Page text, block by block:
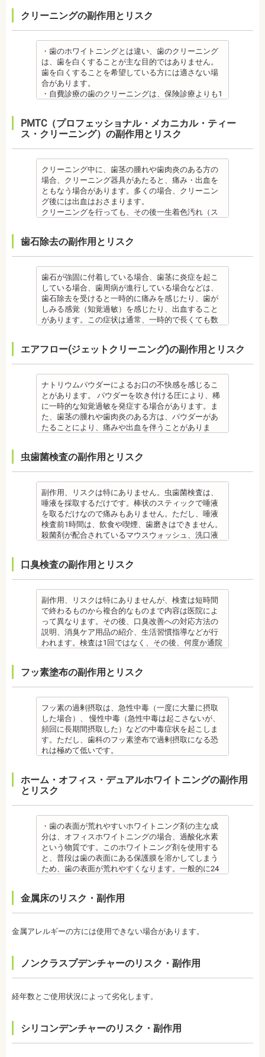
開かない、食事を噛むときに痛みが出る顎関節症を
発症する場合があります。
他にも自律神経失調症になることもあります。噛み
その他
・個人差がありますが子供にとって大きなストレス
になる場合があります。装置装着後もしっかりと状
況を聞いて話し合ってください。
・矯正中、頭痛、首や肩のこり、強い倦怠感、吐き
の場合は、鎮痛剤、吐き気止め等、歯科医師の指示
のもと服用してください。
・治療の経過と治療後の見た目に個人差が大きくあ
らわれる治療です。また、歯科医師との見解の相違
も起こりえます。歯科医師とよくご相談ください。
・矯正力が強すぎると、歯の根が短くなる「歯根吸
収」が起こるリスクが高くなります。
・歯や骨の状態、歯の動きを妨げる癖があった場
合、虫歯や歯周病の発生など、治療計画よりも治療
期間が長くなる場合があります。
あります。特に切歯（せっし：上下前歯各4本）、歯
の凸凹が大きい患者様の場合、発症する事がありま
す。
・顎の成長に合わせて歯並びを治していくため、一
時的に歯並びが悪い状態になることもあります。
・大人になってから再度矯正が必要になることがあ
ります。
・定期的な通院などにご協力いただけない場合、治
療の結果に差が出る場合があります。
・固いものが一時的に噛めなくなることがありま
す。また、ガムや餅など、装置に引っかかるものが
食べられなくなることもあります。
・装置が壊れることがあります。その際は歯科医師
に相談してください。
・個人差がありますが、矯正装置にかなりのストレ
スを受ける患者さんもいます。
・矯正中は、器具を装着するため、食べかすが詰ま
了まで治療できません。）
・虫歯や歯周炎が発生すると一旦、装置を取り外し
て歯科医院で治療をする場合もあります。
・患者様が、取り外しできる矯正装置や補助装置の
装着時間を守っていなかったり、定期的な来院がで
きなかったりした場合は、治療期間が延びる可能性
があります。
・特殊な噛み合わせ、骨の硬さ、歯のかたちの場合
癖が改善されない場合は、治療期間が延びることが
・矯正治療で歯を動かして歯並びを整える「動的治
療」を終えて歯並びが改善されても、まだ歯が元の
位置に戻ろうとする傾向があるため、一定期間動か
した歯を正しい位置にとどめておく保定が必要で
す。歯の位置が安定するまでの保定期間には個人差
があるので、治療後も歯科医師の指示を守ってくだ
さい。
先生
日本大学歯学部口腔外科第２講座大学院卒業
歯学博士（口腔外科学）
日本大学歯学部非常勤講師
社会福祉法人富士白苑理事
、毎日丁寧なブラッシング、歯を清潔にしてリスク
ッ素塗布など、歯科医院でのケアも役立ちます。
・矯正中は、基本的に虫歯や歯周病の治療が行えな
いため、矯正前にこれらの治療を終わらせる必要が
あります。矯正専門の歯科の場合は、一般の歯科で
虫歯、歯周病の治療を行う必要もあります。
治療終了後
す。
・矯正終了して数か月から数年経過するとかみ合わ
せが悪くなる可能性があります。かみ合わせが悪く
なると、咀嚼障害、頭痛、肩こりを招く事がありま
また、かみ合わせのバランスが崩れることで、口が
大きく開かない、食事を噛むときに痛みが出る顎関
節症を発症する場合があります。他にも自律神経失
調症になることもあります。かみ合わせが原因の場
合は、かみ合わせの治療を行います。 その他
気、不眠など不定愁訴が起こる場合がありますの
で、鎮痛剤、吐き気止め等、歯科医師の指示のもと
服用する場合があります。
・治療中と治療後の見た目に個人差が大きくあらわ
れる治療です。また、歯科医師との見解の相違も起
こりえます。歯科医師とよくご相談ください。
・矯正力が強すぎると、歯の根が短くなる「歯根吸
収」が起こるリスクが高くなります。
・歯や骨の状態、歯の動きを妨げる癖があった場
期間が長くなる場合があります。
・矯正治療では、歯肉が下がる場合（歯肉退縮）が
あります。特に切歯（せっし：上下前歯各4本）、歯
の凸凹が大きい患者様の場合、発症する事がありま
す。
・個人差により治療期間が数年かかることがありま
す。
・固いものが一時的に噛めなくなります。また、ガ
ムや餅など、装置に引っかかるものが食べられなく
・装置が壊れることがあります。その際は歯科医院
を受診してください。
・個人差があり、かなりのストレスを受ける患者さ
んもいます。
・矯正中は、器具を装着するため、食べかすが詰ま
りやすく虫歯、歯周病を招きやすくなります。（矯
正器具をつけている箇所の虫歯治療は、基本的に矯
正終了まで治療できません。）
・虫歯や歯周炎が発生すると一旦、装置を取り外し
装着時間を守っていなかったり、定期的な来院がで
きなかった場合は、治療期間が延びる場合がありま
す。
・特殊な噛み合わせ、骨の硬さ、歯のかたちの場合
は、治療期間が長くなる場合があります。
・舌で歯を押す癖や、歯並びに悪影響をあたえる癖
が改善されない方は、治療期間が延びる場合があり
ます。
位置に戻ろうとする傾向があるため、一定期間動か
安定するまでの保定期間には個人差があるので、治
療後も歯科医師の指示を守ってください。
・矯正終了後に矯正箇所が元に戻る場合もありま
す。
監修医情報 医療法人社団日坂会 理事長 日坂充宏
先生
【プロフィール】 日本大学歯学部卒業
歯学博士（口腔外科学）
日本大学歯学部非常勤講師
・矯正中、虫歯が悪化する場合があります。治療終
・矯正治療中、矯正装置の周りなど、ブラッシング
（歯磨き）しにくい部分ができるため、虫歯や歯周
炎のリスクが高くなります。間食を控え、矯正治療
中に合ったブラッシング指導を歯科医師より受けて
、毎日丁寧なブラッシング、歯を清潔にしてリスク
を抑えましょう。
ッ素塗布など、歯科医院でのケアも予防に役立ちま
す。
矯正専門の歯科の場合は、一般の歯科で虫歯、歯周
病の治療を行う必要もあります。
治療終了後
・矯正終了後に噛み合わせが悪くなる可能性があり
ます。
噛み合わせが悪くなると、咀嚼障害、頭痛、肩こり
が崩れることで、口が大きく開かない、食事を噛む
ときに痛みが出る顎関節症を発症する場合がありま
す。他にも自律神経失調症になることもあります。
います。
・矯正終了後に矯正箇所が元に戻る場合もありま
す。
その他
・治したい部分の一部の歯並びにのみ対応できま
を進めることができない場合もあります。
・矯正中、頭痛、首や肩のこり、強い倦怠感、吐き
気、不眠など不定愁訴が起こる場合がありますの
で、鎮痛剤、吐き気止め等、歯科医師の指示のもと
服用する場合があります。
・治療中と治療後の見た目に個人差が大きくあらわ
れる治療です。また、歯科医師との見解の相違も起
こりえます。歯科医師とよくご相談ください。
・矯正力が強すぎると、歯の根が短くなる「歯根吸
・歯や骨の状態、歯の動きを妨げる癖があった場
合、虫歯や歯周病の発生など、治療計画よりも治療
期間が長くなる場合があります。
・矯正治療では、歯肉が下がる場合（歯肉退縮）が
あります。特に切歯（せっし：上下前歯各4本）、歯
の凸凹が大きい患者様の場合、発症する事がありま
す。
・個人差により治療期間が数年かかることがありま
す。
ムや餅など、装置に引っかかるものが食べられなく
なることもあります。
・装置が壊れることがあります。その際は歯科医院
を受診してください。
・個人差があり、かなりのストレスを受ける患者様
もいます。
・矯正中は、器具を装着するため、食べかすが詰ま
りやすく虫歯、歯周病を招きやすくなります。（矯
正器具をつけている箇所の虫歯治療は、基本的に矯
て歯科医院で治療をする場合もあります。
・患者様が、取り外しできる矯正装置や補助装置の
装着時間を守っていなかったり、定期的な来院がで
きなかった場合は、治療期間が延びる場合がありま
す。
・特殊な噛み合わせ、骨の硬さ、歯のかたちの場合
は、治療期間が長くなる場合があります。
・舌で歯を押す癖や、歯並びに悪影響をあたえる癖
・矯正治療で歯を動かして歯並びを整える「動的治
療」を終えて歯並びが改善されても、まだ歯が元の
した歯をとどめておく保定が必要です。歯の位置が
安定するまでの保定期間には個人差があるので、治
療後も歯科医師の指示を守ってください。
監修医情報 医療法人社団日坂会 理事長 日坂充宏
先生
【プロフィール】
日本大学歯学部卒業
歯学博士（口腔外科学）
に穴をあけて人工の歯根を埋め込み、その上に人工
た、インプラントを埋め込む骨の厚みを増やす手術
を行う場合、さらに期間を要することになります。
・インプラント治療を受けると定期検診、メインテ
ナンスをし続けなければいけません。人工物である
インプラントが虫歯になることはありませんが、日
ごろから丁寧なメインテナンスが必要となります。
囲炎という病気にかかる可能性があります。インプ
ラントの機能をより長く維持するために、定期検診
異なり保険適用外となります。
・インプラント治療は、お子様、妊婦の方は受けら
れません。骨の成長途中になるお子様は、インプラ
ント治療はできません。痛み止め、抗生物質等を治
療に使用するため妊娠中、妊娠の可能性のある方、
授乳中の方は、インプラント治療はお控えくださ
・心臓の疾患、骨粗鬆症等、内科的にインプラント
ます。治療相談時に申告してください。
・歯がない箇所のリカバリー治療ですが、その欠損
箇所のみの治療ではなく、全体のかみ合わせを提案
してくれる方針を選択するとよいでしょう。
・手術ではありますが、麻酔を行うため、手術中に
痛みを感じることは基本的にありません。
先生
【プロフィール】
日本大学歯学部卒業
歯学博士（口腔外科学）
日本大学歯学部非常勤講師
社会福祉法人富士白苑理事
メタルセラミック
歯茎の境が黒く変色してしまうケースがあります。
オールセラミック
・オールセラミック治療は、本数が多いと費用が高
額となる場合が多くあります。また、陶器であり強
度は低いため、奥歯には不向きです。前歯でも欠け
てしまうこともあるため、歯ぎしりのクセがある方
はマウスピースで保護する場合もあります。
はなく、デメリットもあるため、検討される方は、
歯科医師と十分に相談しましょう。
【プロフィール】
日本大学歯学部卒業
日本大学歯学部口腔外科第２講座大学院卒業
歯学博士（口腔外科学）
日本大学歯学部非常勤講師
社会福祉法人富士白苑理事
日本歯科大学新潟生命歯学部卒業
新潟大学医歯学総合病院にて研修
都内歯科医院にて勤務
クリーニングの副作用とリスク
・歯のホワイトニングとは違い、歯のクリーニング
は、歯を白くすることが主な目的ではありません。
歯を白くすることを希望している方には適さない場
合があります。
・自費診療の歯のクリーニングは、保険診療よりも1
・歯のクリーニングは、歯科医院によって「クリー
ニング」と書いているところと「PMTC」と書いてい
るところがあります。PMTCは専用の機器が用いられ
るのに対し、クリーニングは歯科医院によっては歯
石を落とすスケーリングの場合や、PMTCの場合もあ
るので、事前に内容を確認されるとよいでしょう。
監修医情報 医療法人社団日坂会 理事長 日坂充
宏先生
【プロフィール】
歯学博士（口腔外科学）
事
PMTC（プロフェッショナル・メカニカル・ティー
ス・クリーニング）の副作用とリスク
クリーニング中に、歯茎の腫れや歯肉炎のある方の
場合、クリーニング器具があたると、痛み・出血を
ともなう場合があります。多くの場合、クリーニン
グ後には出血はおさまります。
クリーニングを行っても、その後一生着色汚れ（ス
す。また、歯科のクリーニングだけでは、虫歯や歯
周病の予防にはなりません。
毎日のブラッシングなどは継続して行う必要があり
ます。
備考
自宅で、歯磨きをしていても、落とすことの出来な
い汚れや、歯石の元となる歯垢・バイオフィルムを
歯科で専門の機器・技術によって除去する技術で
防に効果的です。
【プロフィール】
日本歯科大学新潟生命歯学部卒業
新潟大学医歯学総合病院にて研修
都内歯科医院にて勤務
歯石除去の副作用とリスク
歯石が強固に付着している場合、歯茎に炎症を起こ
している場合、歯周病が進行している場合などは、
歯石除去を受けると一時的に痛みを感じたり、歯が
しみる感覚（知覚過敏）を感じたり、出血すること
があります。この症状は通常、一時的で長くても数
鳴り響きます。機器は歯石が多い人、広範囲に歯石
が付いている人に使われるのですが、高音が苦手な
人は音を我慢する必要があります。
備考
歯石とは、歯垢が石のように固くなって歯と歯の間
や歯の表面、歯茎と歯の隙間などにこびりついたも
のです。唾液腺開口部の近くにある歯に特に着きや
すく、具体的には「下の前歯の裏側」や「上の奥歯
きません。
石の前段階です。歯垢の段階であれば歯ブラシで簡
単に取り除くことができますが、沈着したまま時間
が経過すると歯石になって歯周病を進行させてしま
います。歯科での歯石除去は、専門の機器を使用
し、歯石を取り除くことができます。
歯石を取り除けば、歯周病の治療となり歯のぐらつ
き、歯茎の出血、口臭などが改善できます。
【プロフィール】
勤務
エアフロー(ジェットクリーニング)の副作用とリスク
ナトリウムパウダーによるお口の不快感を感じるこ
とがあります。 パウダーを吹き付ける圧により、稀
に一時的な知覚過敏を発症する場合があります。ま
た、歯茎の腫れや歯肉炎のある方は、パウダーがあ
たることにより、痛みや出血を伴うことがありま
きれない場合があります。
また、エアフローは外来性の着色は落としますが、
本来の歯の色自体は白くできません。歯自体を白く
したい場合にはホワイトニングが有効です。 着色汚
れはエアフロー後に再付着することもあります。継
続的効果を得るには、定期的な施術が必要です。
エアフローは、着色を落とす審美目的として行われ
るため、健康保険の適用外となり自由診療となりま
フローを受けられない人もいます。
エアフローは、歯面清掃を行う機器です。細かなパ
ウダー粒子をジェット噴射で歯に吹き付け、歯にこ
びりついた汚れを落とすことができます。
歯科で主に歯の着色やタバコのヤニ除去の用途とし
て使われていますが、歯周ポケット内の歯周病の細
菌除去にも効果があります。
監修医情報 菊地由利佳先生
日本歯科大学新潟生命歯学部卒業
虫歯菌検査の副作用とリスク
副作用、リスクは特にありません。虫歯菌検査は、
唾液を採取するだけです。棒状のスティックで唾液
を取るだけなので痛みもありません。ただし、唾液
検査前1時間は、飲食や喫煙、歯磨きはできません。
殺菌剤が配合されているマウスウォッシュ、洗口液
また検査1ヶ月以内に抗生物質を使用している場合も
正確な結果が出ないことがあるので時期を延ばす場
合もあります。健康保険の適用外となり自由診療と
なります。
備考
ご自身の唾液の量、性質、虫歯の原因菌の量を知
り、虫歯予防とセルフケア強化を目的とした検査で
す。
・酸性度（酸性になる程歯が溶けやすい）
た、よく噛んでいるか、甘いものを摂る頻度なども
同時に確認します。
監修医情報 菊地由利佳先生
【プロフィール】
日本歯科大学新潟生命歯学部卒業
新潟大学医歯学総合病院にて研修
都内歯科医院にて勤務
口臭検査の副作用とリスク
副作用、リスクは特にありませんが、検査は短時間
で終わるものから複合的なものまで内容は医院によ
って異なります。その後、口臭改善への対応方法の
説明、消臭ケア用品の紹介、生活習慣指導などが行
われます。検査は1回ではなく、その後、何度か通院
備考
口臭は、体調や病気と関わりがあることも多く、口
臭で悩んでいる場合はその関連性も合わせて検査が
必要です。また、よく食べる食べ物、ブラッシング
不足、喫煙や飲酒などが影響する場合もあるので、
原因がわかれば口臭軽減に向けて指導が行われま
す。
監修医情報 菊地由利佳先生
新潟大学医歯学総合病院にて研修
都内歯科医院にて勤務
フッ素塗布の副作用とリスク
フッ素の過剰摂取は、急性中毒（一度に大量に摂取
した場合）、 慢性中毒（急性中毒は起こさないが、
頻回に長期間摂取した）などの中毒症状を起こしま
す。ただし、歯科のフッ素塗布で過剰摂取になる恐
れは極めて低いです。
（過剰摂取）推定中毒量は、5歳児（体重18Kg）が
週5回法のフッ化物洗口液（0.05％フッ化ナトリウム
溶液）を40人分一度に飲んだ場合に到達（厚生労働
省 フッ化物の急性中毒量 e-ヘルスネット）
また、フッ素を塗った場合でも、ブラッシング不足
や磨き残しがあれば虫歯はできてしまいます。フッ
素は虫歯ができにくくなるだけで、通常の歯ブラ
シ、歯間掃除などは必要です。
備考 フッ素を塗布して、歯をコーティングし虫歯に
することが可能です。特に、塗布する時期に制限が
監修医情報 菊地由利佳先生
新潟大学医歯学総合病院にて研修
ホーム・オフィス・デュアルホワイトニングの副作用
とリスク
・歯の表面が荒れやすいホワイトニング剤の主な成
分は、オフィスホワイトニングの場合、過酸化水素
という物質です。このホワイトニング剤を使用する
と、普段は歯の表面にある保護膜を溶かしてしまう
ため、歯の表面が荒れやすくなります。一般的に24
・ホワイトニング剤の影響で知覚過敏がおこるケー
スがあります。薬剤が歯の神経に強い刺激を与えて
ィスホワイトニングで使用する薬剤はホームホワイ
・歯科で行うホワイトニングでも1回の施術で思った
す。歯の厚みの違いやホワイトニングの作用が出に
に起こるということではなく、個人差が大きいた
金属床のリスク・副作用
金属アレルギーの方には使用できない場合があります。
ノンクラスプデンチャーのリスク・副作用
経年数とご使用状況によって劣化します。
シリコンデンチャーのリスク・副作用